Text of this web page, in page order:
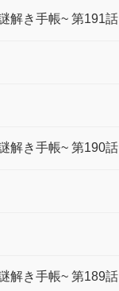
解き手帳~ 第191話
解き手帳~ 第190話
解き手帳~ 第189話